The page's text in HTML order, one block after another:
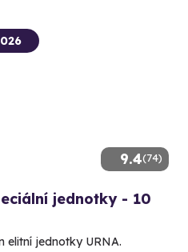
9.4(74)
jednotky - 10
elitní jednotky URNA.